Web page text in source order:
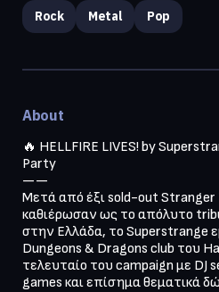
Rock Metal Pop
About
🔥 HELLFIRE LIVES! by
Party
——
Μετά από έξι sold-out Stranger
καθιέρωσαν ως το απόλυτο
στην Ελλάδα, το Superstrange
Dungeons & Dragons club του
τελευταίο του campaign με DJ
games και επίσημα θεματικά